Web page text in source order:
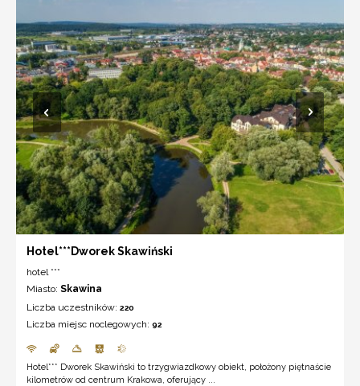
Hotel***Dworek Skawiński
hotel ***
Miasto: Skawina
Liczba uczestników: 220
Liczba miejsc noclegowych: 92
Hotel*** Dworek Skawiński to trzygwiazdkowy obiekt, położony piętnaście
kilometrów od centrum Krakowa, oferujący ...